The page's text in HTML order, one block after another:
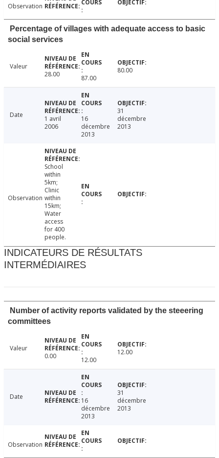
Observation
Percentage of villages with adequate access to basic
social services
Valeur
28.00
87.00
80.00
Date
1 avril
2006
16
décembre
2013
31
décembre
2013
Observation
School
within
5km;
Clinic
within
15km;
Water
access
for 400
people.
INDICATEURS DE RÉSULTATS
INTERMÉDIAIRES
Number of activity reports validated by the steeering
committees
Valeur
0.00
12.00
12.00
Date
16
décembre
2013
31
décembre
2013
Observation